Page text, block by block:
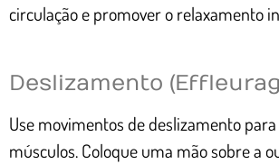
circulação e promover o relaxamento
Deslizamento
Use movimentos de deslizamento
músculos. Coloque uma mão sobre a